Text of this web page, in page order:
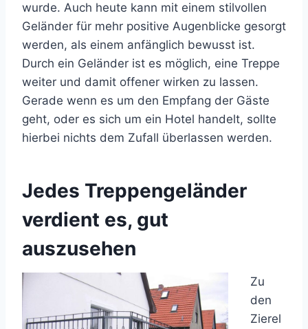
wurde. Auch heute kann mit einem stilvollen
Geländer für mehr positive Augenblicke gesorgt
werden, als einem anfänglich bewusst ist.
Durch ein Geländer ist es möglich, eine Treppe
weiter und damit offener wirken zu lassen.
Gerade wenn es um den Empfang der Gäste
geht, oder es sich um ein Hotel handelt, sollte
hierbei nichts dem Zufall überlassen werden.
Jedes Treppengeländer
verdient es, gut
auszusehen
Zu
den
Zierel